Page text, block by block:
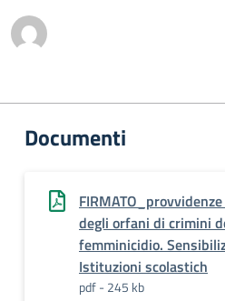
Documenti
degli orfani di crimini
femminicidio.
Istituzioni scolastich
pdf - 245 kb